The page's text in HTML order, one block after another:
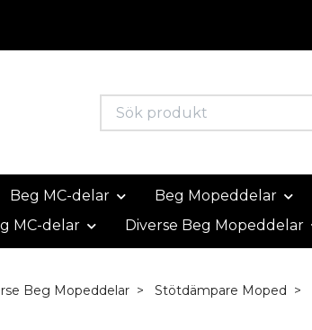
Beg MC-delar Beg Mopeddelar
MC-delar
Diverse Beg Mopeddelar
Beg Mopeddelar Stötdämpare Moped